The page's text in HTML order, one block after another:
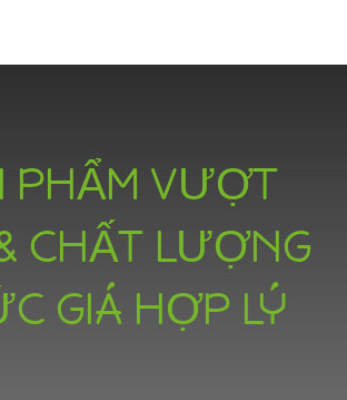
PHẨM VƯỢT
CHẤT LƯỢNG
GIÁ HỢP LÝ